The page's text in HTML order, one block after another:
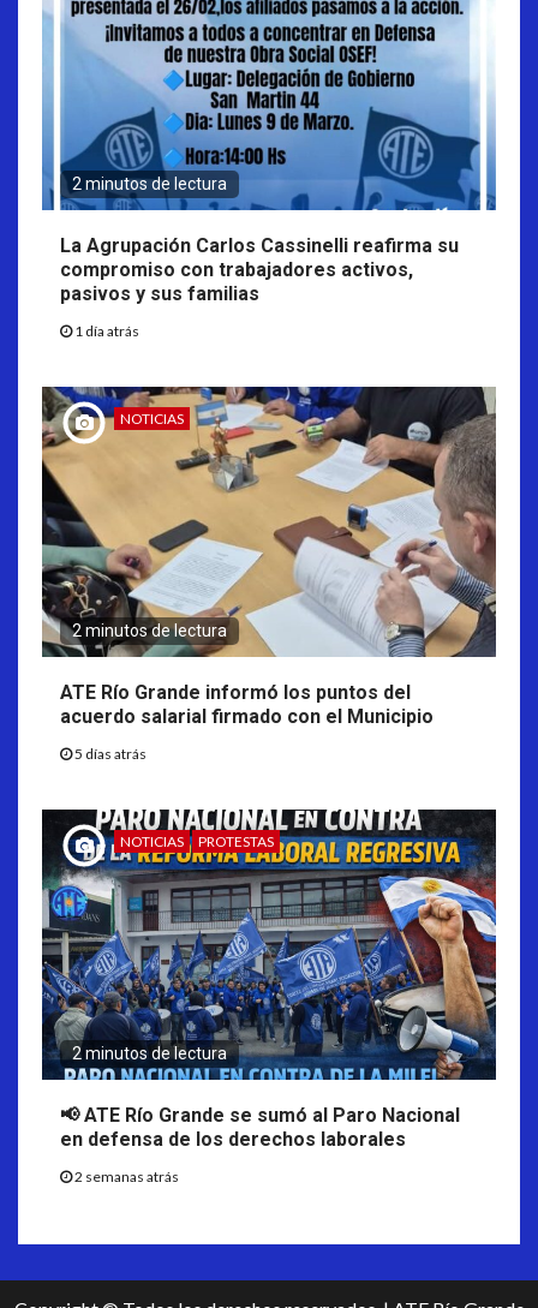
2 minutos de lectura
La Agrupación Carlos Cassinelli reafirma su
compromiso con trabajadores activos,
pasivos y sus familias
1 día atrás
NOTICIAS
2 minutos de lectura
ATE Río Grande informó los puntos del
acuerdo salarial firmado con el Municipio
5 días atrás
NOTICIAS PROTESTAS
2 minutos de lectura
📢 ATE Río Grande se sumó al Paro Nacional
en defensa de los derechos laborales
2 semanas atrás